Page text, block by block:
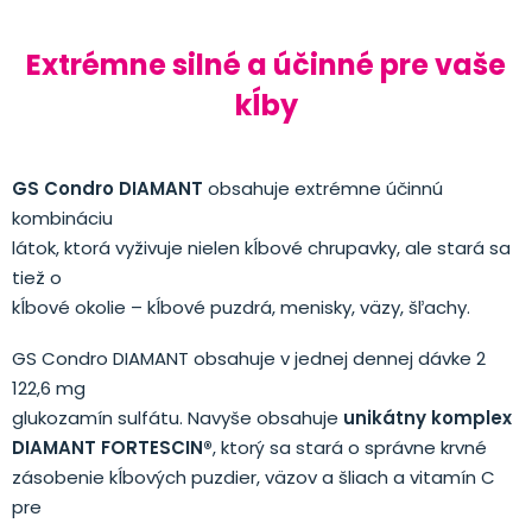
Extrémne silné a účinné pre vaše
kĺby
GS Condro DIAMANT obsahuje extrémne účinnú
kombináciu
látok, ktorá vyživuje nielen kĺbové chrupavky, ale stará sa
tiež o
kĺbové okolie – kĺbové puzdrá, menisky, väzy, šľachy.
GS Condro DIAMANT obsahuje v jednej dennej dávke 2
122,6 mg
glukozamín sulfátu. Navyše obsahuje unikátny komplex
DIAMANT FORTESCIN®, ktorý sa stará o správne krvné
zásobenie kĺbových puzdier, väzov a šliach a vitamín C
pre